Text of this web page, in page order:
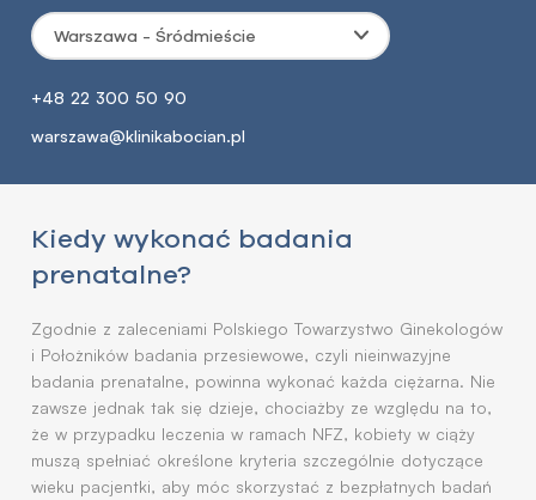
Warszawa - Śródmieście
+48 22 300 50 90
warszawa@klinikabocian.pl
Kiedy wykonać badania
prenatalne?
Zgodnie z zaleceniami Polskiego Towarzystwo Ginekologów
i Położników badania przesiewowe, czyli nieinwazyjne
badania prenatalne, powinna wykonać każda ciężarna. Nie
zawsze jednak tak się dzieje, chociażby ze względu na to,
że w przypadku leczenia w ramach NFZ, kobiety w ciąży
muszą spełniać określone kryteria szczególnie dotyczące
wieku pacjentki, aby móc skorzystać z bezpłatnych badań